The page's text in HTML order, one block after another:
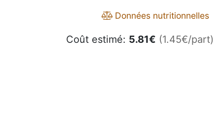
Données nutritionnelles
Coût estimé: 5.81€ (1.45€/part)